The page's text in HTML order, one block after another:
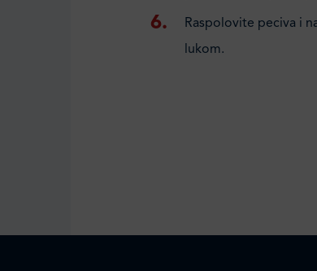
Raspolovite peciva i
lukom.